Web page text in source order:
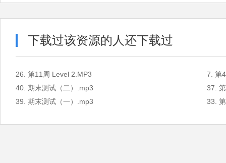
下载过该资源的人还下载过
26. 第11周 Level 2.MP3
7. 第
40. 期末测试（二）.mp3
37.
39. 期末测试（一）.mp3
33.